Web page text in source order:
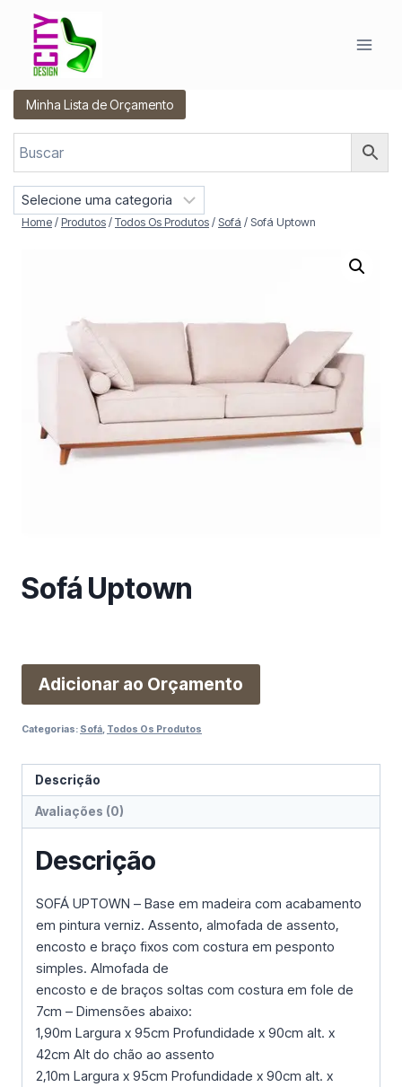
Conteúdo
Minha Lista de Orçamento
eHome / Produtos / Todos Os Produtos / Sofá / Sofá Uptown
Sofá Uptown
Adicionar ao Orçamento
Categorias: Sofá, Todos Os Produtos
Descrição
Avaliações (0)
Descrição
SOFÁ UPTOWN – Base em madeira com acabamento
em pintura verniz. Assento, almofada de assento,
encosto e braço fixos com costura em pesponto
simples. Almofada de
encosto e de braços soltas com costura em fole de
7cm – Dimensões abaixo:
1,90m Largura x 95cm Profundidade x 90cm alt. x
42cm Alt do chão ao assento
2,10m Largura x 95cm Profundidade x 90cm alt. x